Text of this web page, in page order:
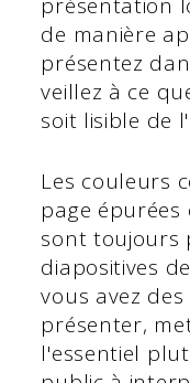
présentation
de manière
présentez
veillez à ce
soit lisible de
Les couleurs
page
sont toujours
diapositives
vous avez
présenter,
l'essentiel